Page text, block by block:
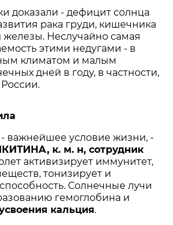
доказали - дефицит солнца
рака груди, кишечника
железы. Неслучайно самая
этими недугами - в
климатом и малым
дней в году, в частности,
важнейшее условие жизни, -
к. м. н, сотрудник
активизирует иммунитет,
тонизирует и
Солнечные лучи
гемоглобина и
кальция.